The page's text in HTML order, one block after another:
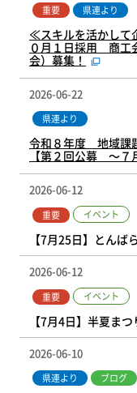
重要 県連より
≪スキルを活かして
０月１日採用 商工
会）募集！
2026-06-22
県連より
令和８年度 地域課
【第２回公募 ～７
2026-06-12
重要 イベント
【7月25日】とん
2026-06-12
重要 イベント
【7月4日】半夏ま
2026-06-10
県連より ブログ